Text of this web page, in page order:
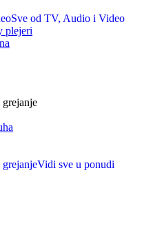
Sve od TV, Audio i Video
plejeri
Vidi sve u ponudi